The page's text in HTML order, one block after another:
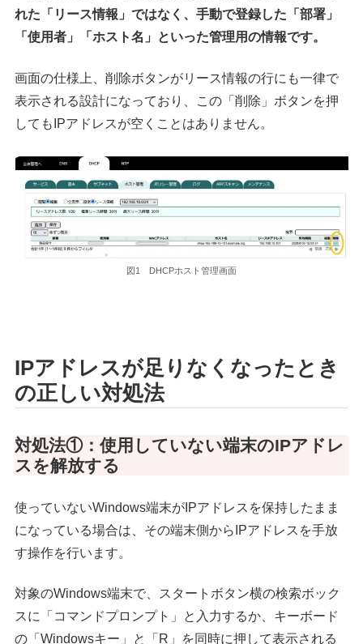
れた「リース情報」ではなく、手動で登録した「部署」
「使用者」「ホスト名」といった管理用の情報です。
画面の仕様上、削除ボタンがリース情報の行にも一律で
表示される設計になっており、この「削除」ボタンを押
してもIPアドレスが空くことはありません。
図1 DHCPホスト管理画面
IPアドレスが足りなくなったとき
の正しい対処法
対処法①：使用していない端末のIPアドレ
スを解放する
使っていないWindows端末がIPアドレスを保持したまま
になっている場合は、その端末側からIPアドレスを手放
す操作を行います。
対象のWindows端末で、スタートボタン横の検索ボック
スに「コマンドプロンプト」と入力するか、キーボード
の「Windowsキー」と「R」を同時に押して表示される